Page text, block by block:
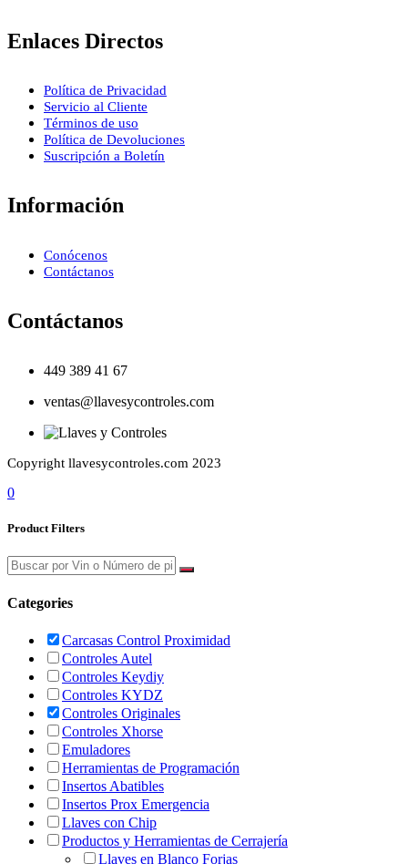
Enlaces Directos
Política de Privacidad
Servicio al Cliente
Términos de uso
Política de Devoluciones
Suscripción a Boletín
Información
Conócenos
Contáctanos
Contáctanos
449 389 41 67
ventas@llavesycontroles.com
Copyright llavesycontroles.com 2023
0
Product Filters
Categories
Carcasas Control Proximidad
Controles Autel
Controles Keydiy
Controles KYDZ
Controles Originales
Controles Xhorse
Emuladores
Herramientas de Programación
Insertos Abatibles
Insertos Prox Emergencia
Llaves con Chip
Productos y Herramientas de Cerrajería
Llaves en Blanco Forjas